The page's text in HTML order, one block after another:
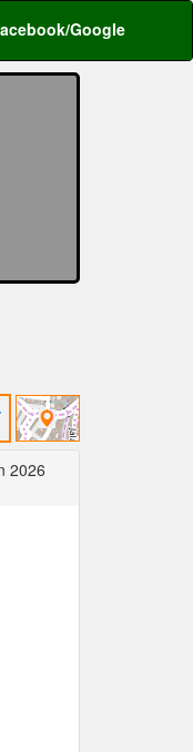
Google
2026